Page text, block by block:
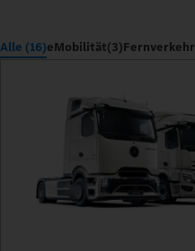
Alle (16)eMobilität(3)Fernverkehr